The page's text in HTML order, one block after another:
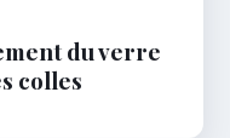
du verre
colles